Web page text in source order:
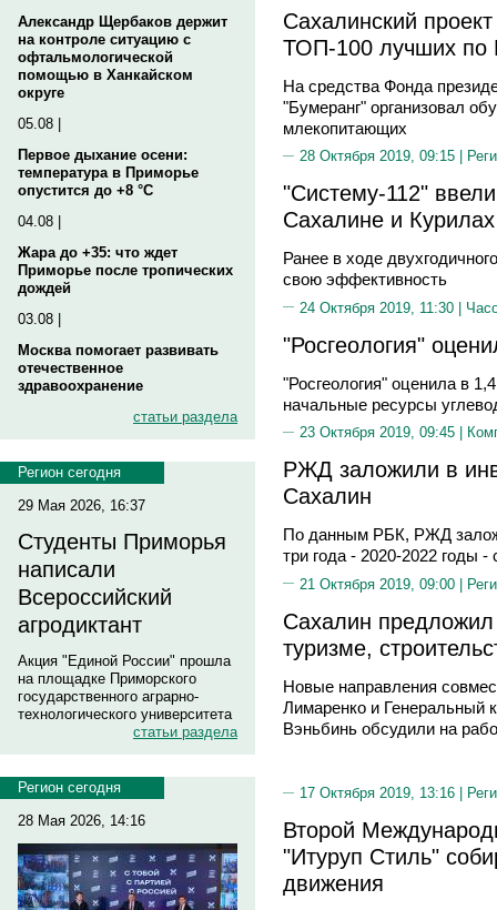
Александр Щербаков держит
на контроле ситуацию с
офтальмологической
помощью в Ханкайском
округе
05.08 |
Первое дыхание осени:
температура в Приморье
опустится до +8 °C
04.08 |
Жара до +35: что ждет
Приморье после тропических
дождей
03.08 |
Москва помогает развивать
отечественное
здравоохранение
статьи раздела
Регион сегодня
29 Мая 2026, 16:37
Студенты Приморья
написали
Всероссийский
агродиктант
Акция "Единой России" прошла
на площадке Приморского
государственного аграрно-
технологического университета
статьи раздела
Регион сегодня
28 Мая 2026, 14:16
Сахалинский
ТОП-100 лучших по
На средства Фонда
"Бумеранг" организовал
млекопитающих
28 Октября 2019, 09:15 |
"Систему-112"
Сахалине и Курилах
Ранее в ходе
свою эффективность
24 Октября 2019, 11:30 |
"Росгеология"
"Росгеология" оценила в
начальные ресурсы
23 Октября 2019, 09:45 |
РЖД заложили в
Сахалин
По данным РБК, РЖД
три года - 2020-2022 годы
21 Октября 2019, 09:00 |
Сахалин предложил
туризме,
Новые направления
Лимаренко и Генеральный
Вэньбинь обсудили на
17 Октября 2019, 13:16 |
Второй
"Итуруп Стиль"
движения